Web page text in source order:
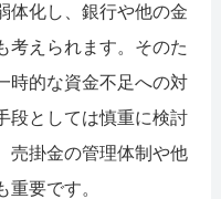
体化し、銀行や他の金
考えられます。そのた
時的な資金不足への対
段としては慎重に検討
売掛金の管理体制や他
要です。